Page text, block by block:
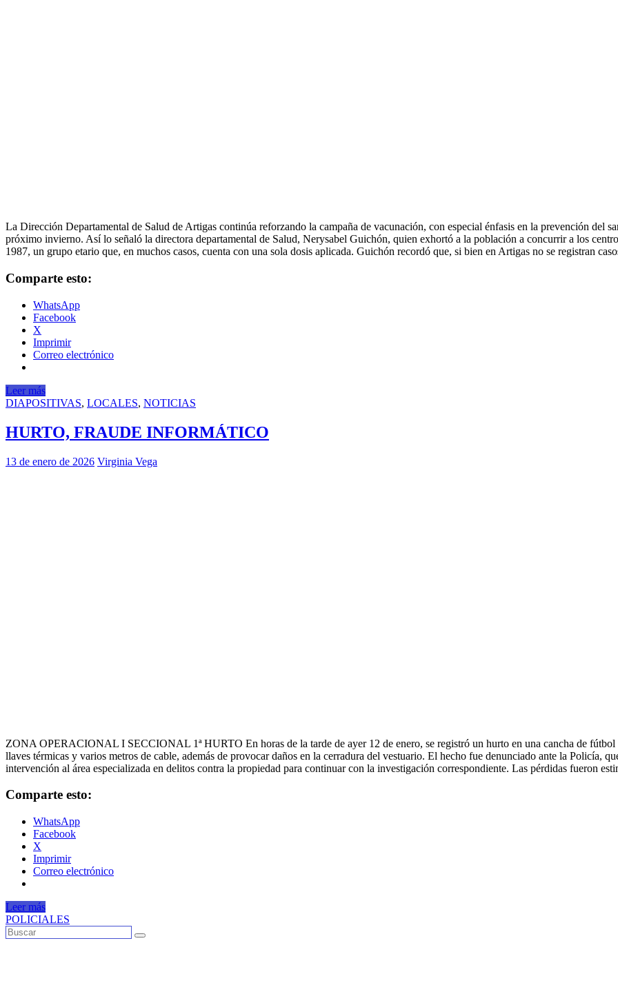
La Dirección Departamental de Salud de Artigas continúa reforzando la campaña de vacunación, con especial énfasis en la prevención del
próximo invierno. Así lo señaló la directora departamental de Salud, Nerysabel Guichón, quien exhortó a la población a concurrir a los
1987, un grupo etario que, en muchos casos, cuenta con una sola dosis aplicada. Guichón recordó que, si bien en Artigas no se registran
Comparte esto:
WhatsApp
Facebook
X
Imprimir
Correo electrónico
Leer más
DIAPOSITIVAS, LOCALES, NOTICIAS
HURTO, FRAUDE INFORMÁTICO
13 de enero de 2026 Virginia Vega
ZONA OPERACIONAL I SECCIONAL 1ª HURTO En horas de la tarde de ayer 12 de enero, se registró un hurto en una cancha de
llaves térmicas y varios metros de cable, además de provocar daños en la cerradura del vestuario. El hecho fue denunciado ante la Policía,
intervención al área especializada en delitos contra la propiedad para continuar con la investigación correspondiente. Las pérdidas fueron
Comparte esto:
WhatsApp
Facebook
X
Imprimir
Correo electrónico
Leer más
POLICIALES